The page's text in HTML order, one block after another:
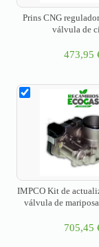
Prins CNG
válvula de
473,95
IMPCO Kit de
válvula de
y Yale
705,45